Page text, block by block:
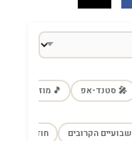
🎤 סטנד-אפ 🎵 מוזיקה
שבועיים הקרובים חודש הקרוב